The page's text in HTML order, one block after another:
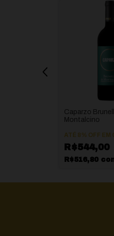
Caparzo
Montalcino
ATÉ 8% OFF EM
R$544,00
R$516,80